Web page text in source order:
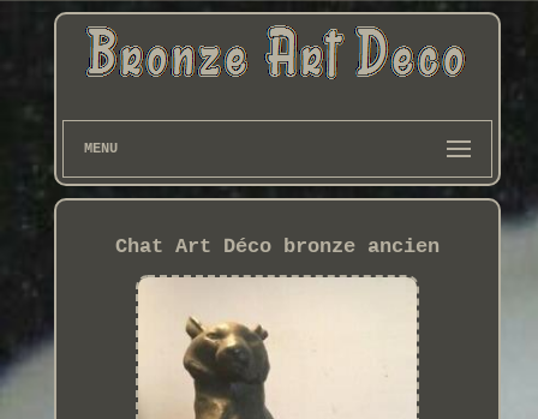
MENU
Chat Art Déco bronze ancien